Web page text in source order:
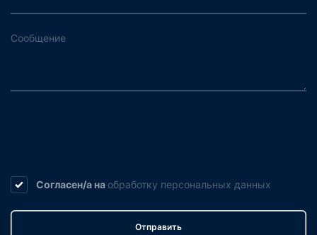
Согласен/а на обработку персональных данных
Отправить